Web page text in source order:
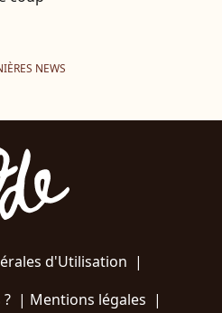
NEWS
d'Utilisation |
| Mentions légales |